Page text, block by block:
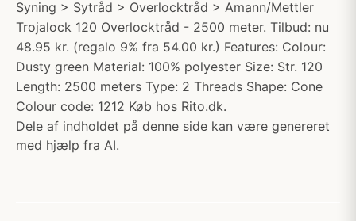
Syning > Sytråd > Overlocktråd > Amann/Mettler
Trojalock 120 Overlocktråd - 2500 meter. Tilbud: nu
48.95 kr. (regalo 9% fra 54.00 kr.) Features: Colour:
Dusty green Material: 100% polyester Size: Str. 120
Length: 2500 meters Type: 2 Threads Shape: Cone
Colour code: 1212 Køb hos Rito.dk.
Dele af indholdet på denne side kan være genereret
med hjælp fra AI.